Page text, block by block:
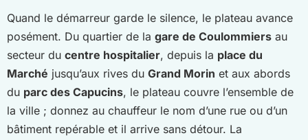
Quand le démarreur garde le silence, le plateau avance
posément. Du quartier de la gare de Coulommiers au
secteur du centre hospitalier, depuis la place du
Marché jusqu’aux rives du Grand Morin et aux abords
du parc des Capucins, le plateau couvre l’ensemble de
la ville ; donnez au chauffeur le nom d’une rue ou d’un
bâtiment repérable et il arrive sans détour. La